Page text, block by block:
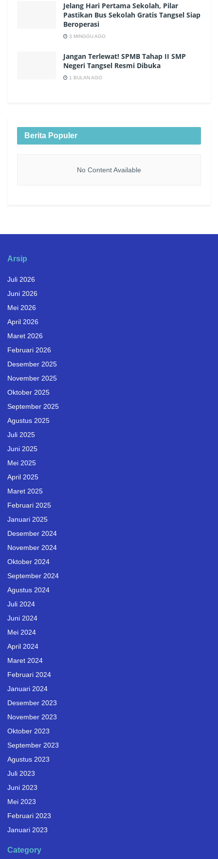
Jelang Hari Pertama Sekolah, Pilar
Pastikan Bus Sekolah Gratis Tangsel Siap
Beroperasi
3 MINGGU AGO
Jangan Terlewat! SPMB Tahap II SMP
Negeri Tangsel Resmi Dibuka
1 BULAN AGO
Berita Populer
No Content Available
Arsip
Juli 2026
Juni 2026
Mei 2026
April 2026
Maret 2026
Februari 2026
Desember 2025
November 2025
Oktober 2025
September 2025
Agustus 2025
Juli 2025
Juni 2025
Mei 2025
April 2025
Maret 2025
Februari 2025
Januari 2025
Desember 2024
November 2024
Oktober 2024
September 2024
Agustus 2024
Juli 2024
Juni 2024
Mei 2024
April 2024
Maret 2024
Februari 2024
Januari 2024
Desember 2023
November 2023
Oktober 2023
September 2023
Agustus 2023
Juli 2023
Juni 2023
Mei 2023
Februari 2023
Januari 2023
Category